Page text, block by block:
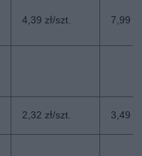
4,39 zł/szt. 7,99
2,32 zł/szt. 3,49